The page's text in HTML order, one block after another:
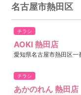
名古屋市熱田区
チラシ
AOKI 熱田店
愛知県名古屋市熱田区
チラシ
あかのれん 熱田店